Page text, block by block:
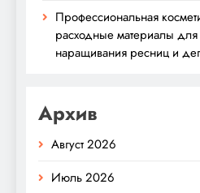
Профессиональная
расходные материалы для
наращивания ресниц и
Архив
Август 2026
Июль 2026